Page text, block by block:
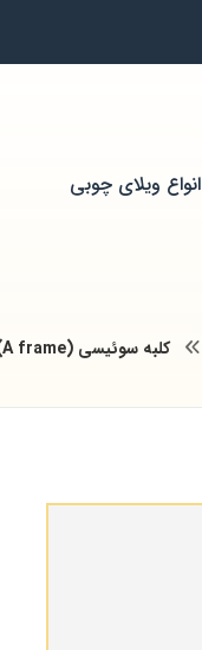
انواع ویلای چوبی
کلبه سوئیسی (A frame) مساحت 49/35 متر مربع